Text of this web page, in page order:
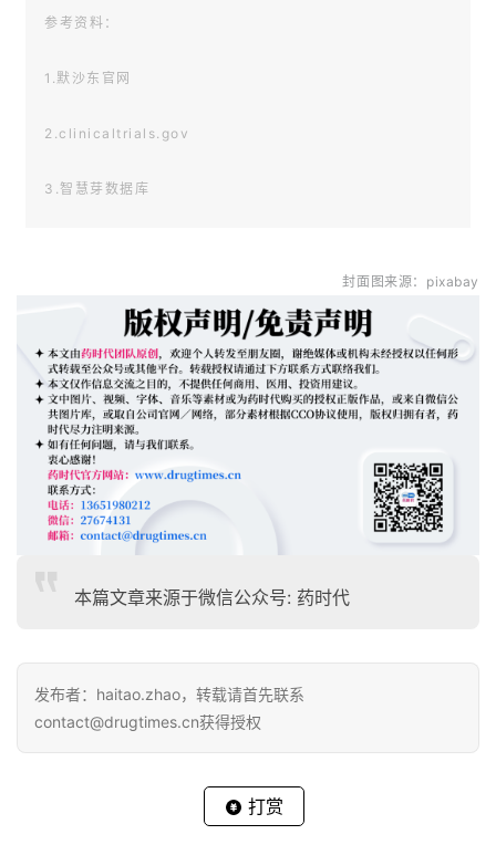
参考资料：
1.默沙东官网
2.clinicaltrials.gov
3.智慧芽数据库
LEAP系列研究（盘点167）（IO笔记）
6.【快讯】LEAP-003宣告失败，可乐组合再遇滑铁卢！（复
旦肿瘤医院黑色素瘤中心）
7.全面解析“可乐”Leap 系列研究，揭秘“PDX＋抗血管”治疗
策略（药怪站住）
机制浅析原因（Biotech前瞻）
封面图来源：pixabay
本篇文章来源于微信公众号: 药时代
发布者：haitao.zhao，转载请首先联系
contact@drugtimes.cn获得授权
打赏